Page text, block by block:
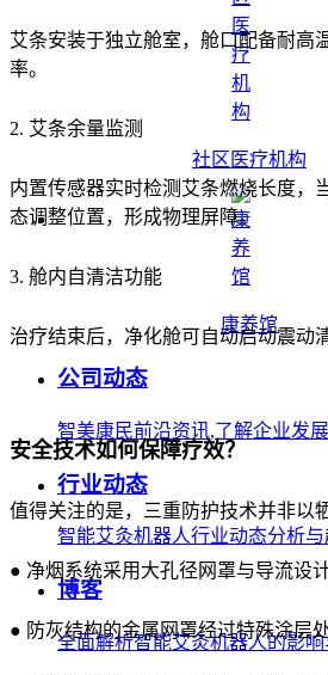
社区医疗机构
康养馆
公司动态
智美康民前沿资讯,了解企业发
行业动态
智能艾灸机器人行业动态分析
博客
全面解析智能艾灸机器人的影
艾条安装于独立舱室，舱口配备耐高
率。
2. 艾条余量监测
内置传感器实时检测艾条燃烧长度，
态调整位置，形成物理屏障。
3. 舱内自清洁功能
治疗结束后，净化舱可自动启动震动
安全技术如何保障疗效？
值得关注的是，三重防护技术并非以
● 净烟系统采用大孔径网罩与导流设
● 防灰结构的金属网罩经过特殊涂层